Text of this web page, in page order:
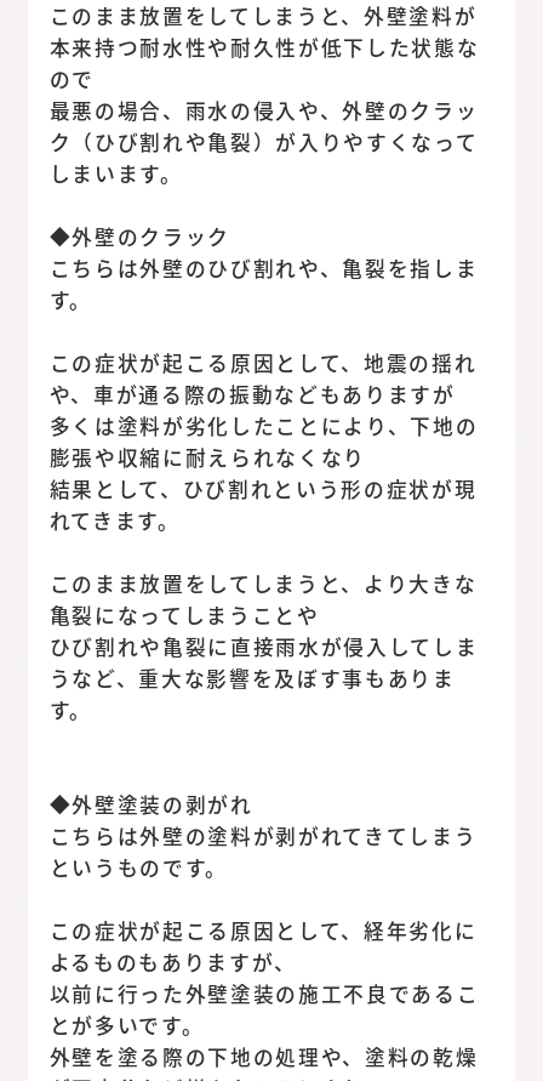
このまま放置をしてしまうと、外壁塗料が
本来持つ耐水性や耐久性が低下した状態な
ので
最悪の場合、雨水の侵入や、外壁のクラッ
ク（ひび割れや亀裂）が入りやすくなって
しまいます。
◆外壁のクラック
こちらは外壁のひび割れや、亀裂を指しま
す。
この症状が起こる原因として、地震の揺れ
や、車が通る際の振動などもありますが
多くは塗料が劣化したことにより、下地の
膨張や収縮に耐えられなくなり
結果として、ひび割れという形の症状が現
れてきます。
このまま放置をしてしまうと、より大きな
亀裂になってしまうことや
ひび割れや亀裂に直接雨水が侵入してしま
うなど、重大な影響を及ぼす事もありま
す。
◆外壁塗装の剥がれ
こちらは外壁の塗料が剥がれてきてしまう
というものです。
この症状が起こる原因として、経年劣化に
よるものもありますが、
以前に行った外壁塗装の施工不良であるこ
とが多いです。
外壁を塗る際の下地の処理や、塗料の乾燥